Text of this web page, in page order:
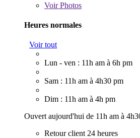
VoirPhotos
Heures normales
Voir tout
Lun - ven : 11h am à 6h pm
Sam : 11h am à 4h30 pm
Dim : 11h am à 4h pm
Ouvert aujourd'hui de 11h am à
Retour client 24 heures